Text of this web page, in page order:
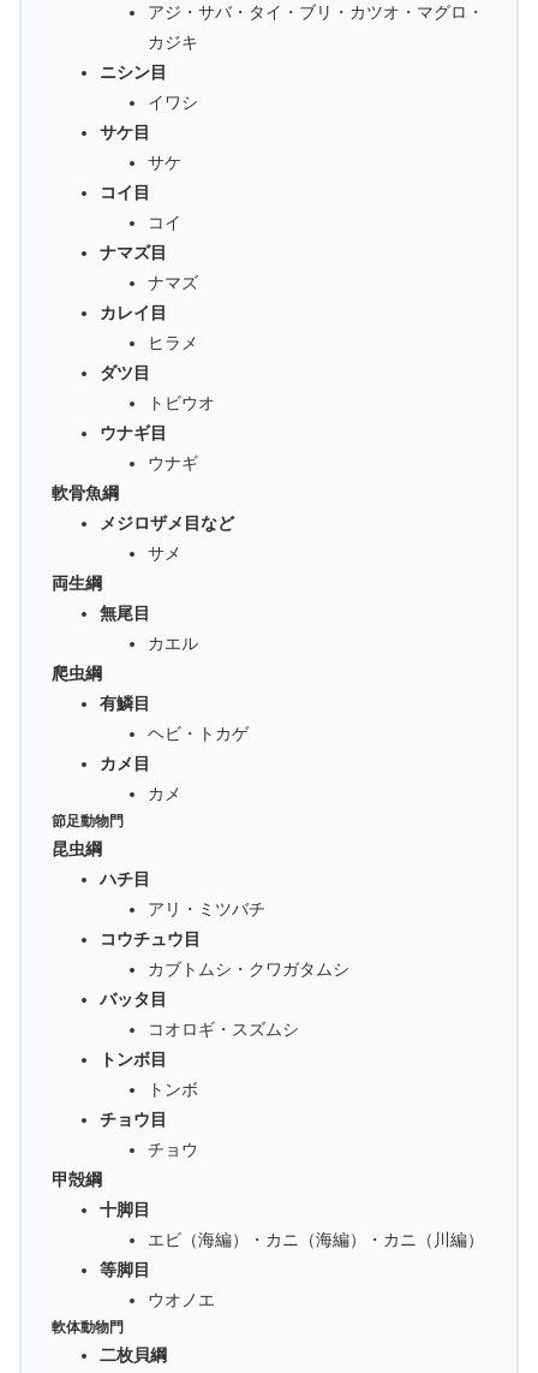
アジ・サバ・タイ・ブリ・カツオ・マグロ・
カジキ
ニシン目
イワシ
サケ目
サケ
コイ目
コイ
ナマズ目
ナマズ
カレイ目
ヒラメ
ダツ目
トビウオ
ウナギ目
ウナギ
軟骨魚綱
メジロザメ目など
サメ
両生綱
無尾目
カエル
爬虫綱
有鱗目
ヘビ・トカゲ
カメ目
カメ
節足動物門
昆虫綱
ハチ目
アリ・ミツバチ
コウチュウ目
カブトムシ・クワガタムシ
バッタ目
コオロギ・スズムシ
トンボ目
トンボ
チョウ目
チョウ
甲殻綱
十脚目
エビ（海編）・カニ（海編）・カニ（川編）
等脚目
ウオノエ
軟体動物門
二枚貝綱